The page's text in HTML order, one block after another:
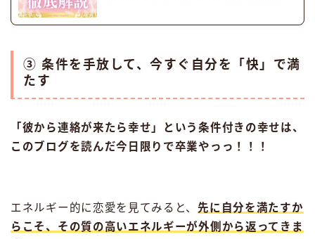
③ 条件を手放して、今すぐ自分を「快」で満
たす
「彼から連絡が来たら幸せ」という条件付きの幸せは、
このブログを読んだ今日限りで卒業やっっ！！！
エネルギー的に恋愛を見てみると、先に自分を満たすか
らこそ、その質の高いエネルギーが外側から返ってきま